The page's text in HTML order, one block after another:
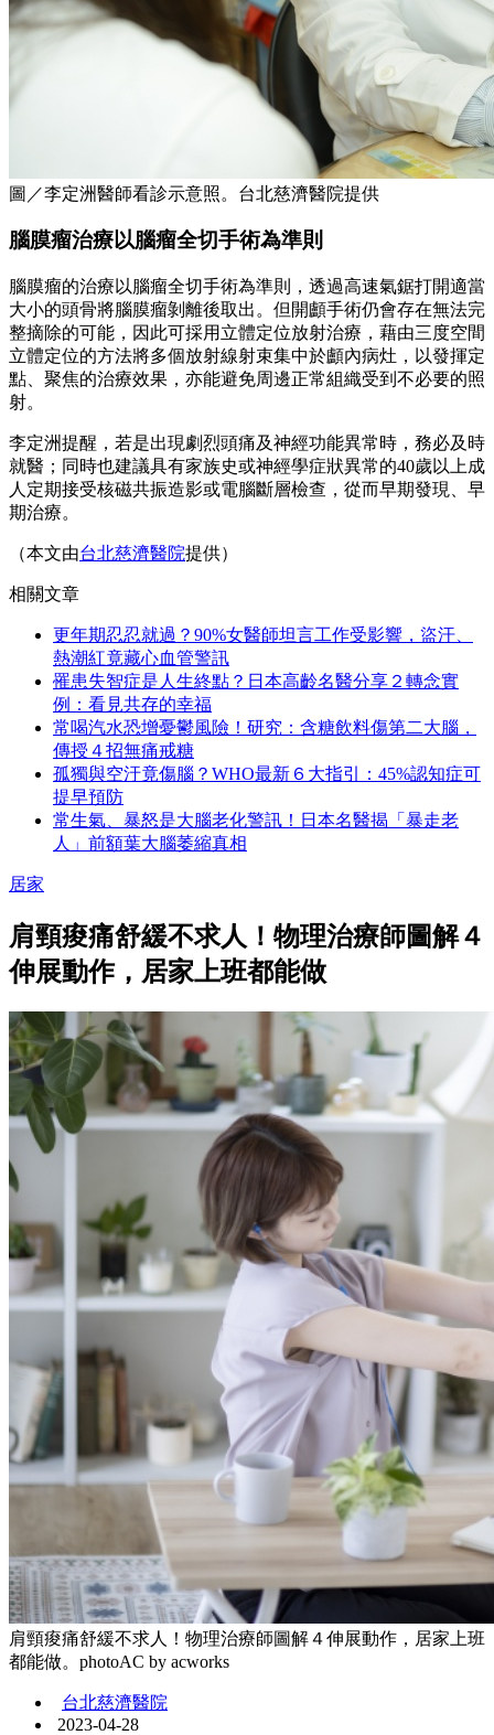
圖／李定洲醫師看診示意照。台北慈濟醫院提供
腦膜瘤治療以腦瘤全切手術為準則
腦膜瘤的治療以腦瘤全切手術為準則，透過高速氣鋸打開適當
大小的頭骨將腦膜瘤剝離後取出。但開顱手術仍會存在無法完
整摘除的可能，因此可採用立體定位放射治療，藉由三度空間
立體定位的方法將多個放射線射束集中於顱內病灶，以發揮定
點、聚焦的治療效果，亦能避免周邊正常組織受到不必要的照
射。
李定洲提醒，若是出現劇烈頭痛及神經功能異常時，務必及時
就醫；同時也建議具有家族史或神經學症狀異常的40歲以上成
人定期接受核磁共振造影或電腦斷層檢查，從而早期發現、早
期治療。
（本文由台北慈濟醫院提供）
相關文章
更年期忍忍就過？90%女醫師坦言工作受影響，盜汗、
熱潮紅竟藏心血管警訊
罹患失智症是人生終點？日本高齡名醫分享２轉念實
例：看見共存的幸福
常喝汽水恐增憂鬱風險！研究：含糖飲料傷第二大腦，
傳授４招無痛戒糖
孤獨與空汙竟傷腦？WHO最新６大指引：45%認知症可
提早預防
常生氣、暴怒是大腦老化警訊！日本名醫揭「暴走老
人」前額葉大腦萎縮真相
居家
肩頸痠痛舒緩不求人！物理治療師圖解４
伸展動作，居家上班都能做
肩頸痠痛舒緩不求人！物理治療師圖解４伸展動作，居家上班
都能做。photoAC by acworks
台北慈濟醫院
2023-04-28